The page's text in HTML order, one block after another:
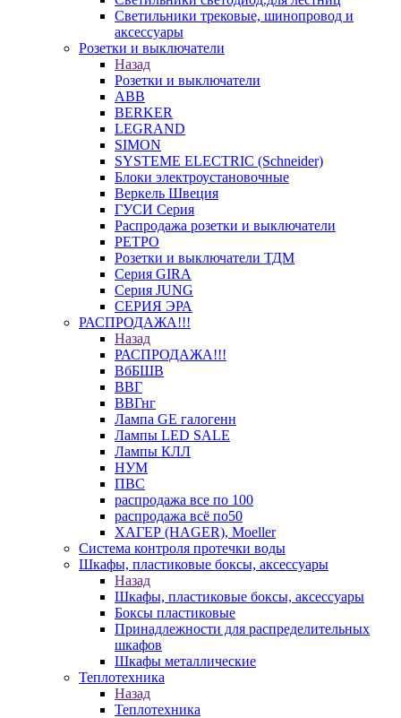
Светильники трековые, шинопровод и
аксессуары
Розетки и выключатели
Назад
Розетки и выключатели
ABB
BERKER
LEGRAND
SIMON
SYSTEME ELECTRIC (Schneider)
Блоки электроустановочные
Веркель Швеция
ГУСИ Серия
Распродажа розетки и выключатели
РЕТРО
Розетки и выключатели ТДМ
Серия GIRA
Серия JUNG
СЕРИЯ ЭРА
РАСПРОДАЖА!!!
Назад
РАСПРОДАЖА!!!
ВбБШВ
ВВГ
ВВГнг
Лампа GE галогенн
Лампы LED SALE
Лампы КЛЛ
НУМ
ПВС
распродажа все по 100
распродажа всё по50
ХАГЕР (HAGER), Moeller
Система контроля протечки воды
Шкафы, пластиковые боксы, аксессуары
Назад
Шкафы, пластиковые боксы, аксессуары
Боксы пластиковые
Принадлежности для распределительных
шкафов
Шкафы металлические
Теплотехника
Назад
Теплотехника